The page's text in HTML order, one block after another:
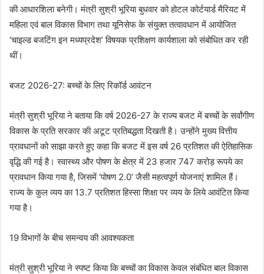
की आधारशिला बनेगी। मंत्री सुश्री भूरिया बुधवार को होटल कोर्टयार्ड मैरियट में
महिला एवं बाल विकास विभाग तथा यूनिसेफ के संयुक्त तत्वावधान में आयोजित
‘चाइल्ड बजटिंग इन मध्यप्रदेश’ विषयक प्रशिक्षण कार्यशाला को संबोधित कर रही
थीं।
बजट 2026-27: बच्चों के लिए रिकॉर्ड आवंटन
मंत्री सुश्री भूरिया ने बताया कि वर्ष 2026-27 के राज्य बजट में बच्चों के सर्वांगीण
विकास के प्रति सरकार की अटूट प्रतिबद्धता दिखती है। उन्होंने मुख्य वित्तीय
प्रावधानों को साझा करते हुए कहा कि बजट में इस वर्ष 26 प्रतिशत की ऐतिहासिक
वृद्धि की गई है। स्वास्थ्य और पोषण के क्षेत्र में 23 हजार 747 करोड़ रूपये का
प्रावधान किया गया है, जिसमें ‘पोषण 2.0’ जैसी महत्वपूर्ण योजनाएं शामिल हैं।
राज्य के कुल व्यय का 13.7 प्रतिशत हिस्सा शिक्षा पर व्यय के लिये आवंटित किया
गया है।
19 विभागों के बीच समन्वय की आवश्यकता
मंत्री सुश्री भूरिया ने स्पष्ट किया कि बच्चों का विकास केवल संबंधित बाल विकास